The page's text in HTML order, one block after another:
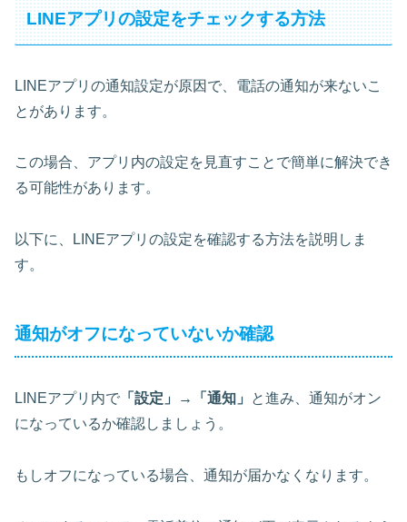
LINEアプリの設定をチェックする方法
LINEアプリの通知設定が原因で、電話の通知が来ないこ
とがあります。
この場合、アプリ内の設定を見直すことで簡単に解決でき
る可能性があります。
以下に、LINEアプリの設定を確認する方法を説明しま
す。
通知がオフになっていないか確認
LINEアプリ内で 「設定」→「通知」
と進み、通知がオン
になっているか確認しましょう。
もしオフになっている場合、通知が届かなくなります。